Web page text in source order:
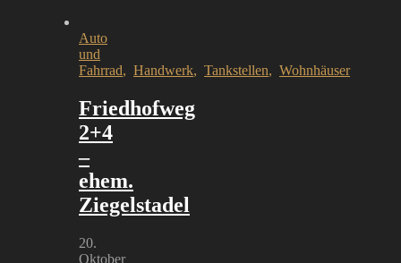
Auto
und
Fahrrad, Handwerk, Tankstellen, Wohnhäuser
Friedhofweg
2+4
–
ehem.
Ziegelstadel
20.
Oktober